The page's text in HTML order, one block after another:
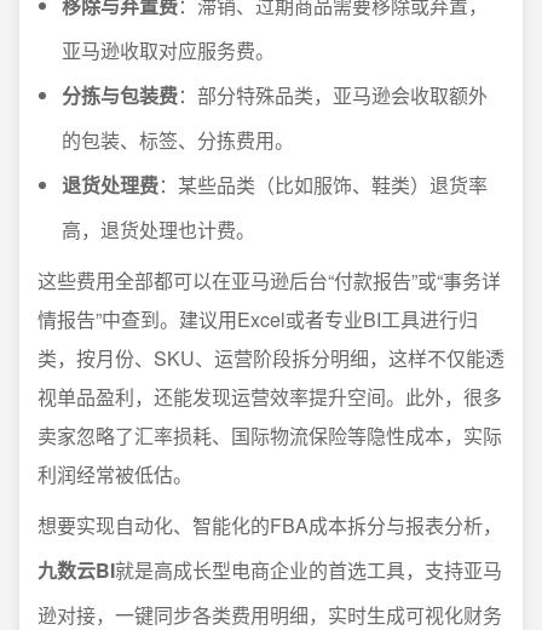
亚马逊收取对应服务费。
分拣与包装费：部分特殊品类，亚马逊会收取额外
的包装、标签、分拣费用。
退货处理费：某些品类（比如服饰、鞋类）退货率
高，退货处理也计费。
这些费用全部都可以在亚马逊后台“付款报告”或“事务详
情报告”中查到。建议用Excel或者专业BI工具进行归
类，按月份、SKU、运营阶段拆分明细，这样不仅能透
视单品盈利，还能发现运营效率提升空间。此外，很多
卖家忽略了汇率损耗、国际物流保险等隐性成本，实际
利润经常被低估。
想要实现自动化、智能化的FBA成本拆分与报表分析，
九数云BI就是高成长型电商企业的首选工具，支持亚马
逊对接，一键同步各类费用明细，实时生成可视化财务